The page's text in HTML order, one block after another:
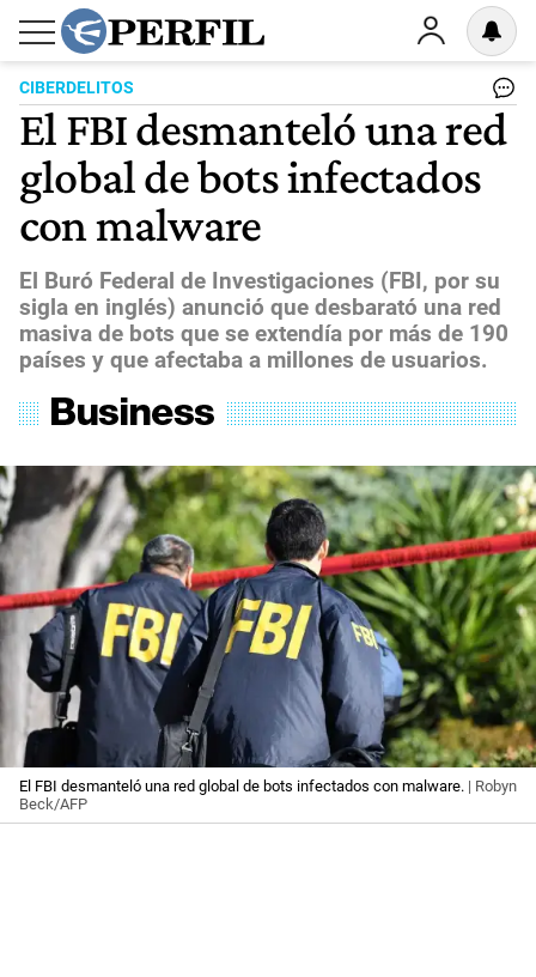
CIBERDELITOS
El FBI desmanteló una red
global de bots infectados
con malware
El Buró Federal de Investigaciones (FBI, por su
sigla en inglés) anunció que desbarató una red
masiva de bots que se extendía por más de 190
países y que afectaba a millones de usuarios.
El FBI desmanteló una red global de bots infectados con malware. | Robyn
Beck/AFP